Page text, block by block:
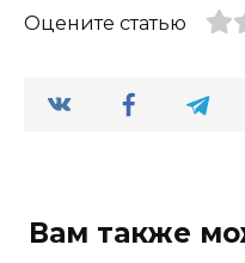
Оцените статью
Вам также